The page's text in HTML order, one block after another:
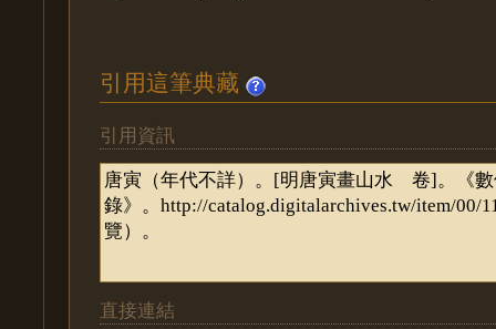
引用這筆典藏
引用資訊
直接連結